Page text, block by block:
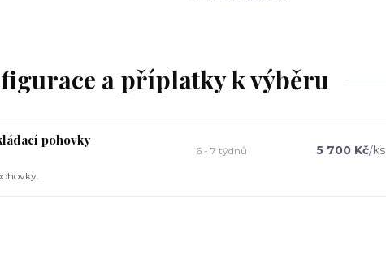
a příplatky k výběru
pohovky
5 700 Kč/ks
6 - 7 týdnů